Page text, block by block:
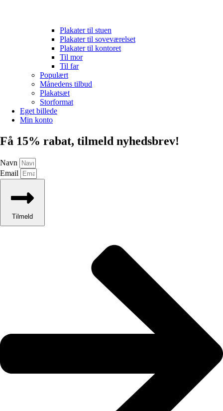
Plakater til stuen
Plakater til soveværelset
Plakater til kontoret
Til mor
Til far
Populært
Månedens tilbud
Plakatsæt
Storformat
Eget billede
Min konto
Få 15% rabat, tilmeld nyhedsbrev!
Navn
Email
Tilmeld